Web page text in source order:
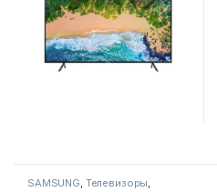
SAMSUNG, Телевизоры,